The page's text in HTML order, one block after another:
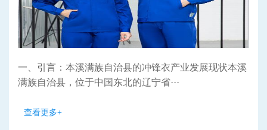
一、引言：本溪满族自治县的冲锋衣产业发展现状本溪
满族自治县，位于中国东北的辽宁省···
查看更多+